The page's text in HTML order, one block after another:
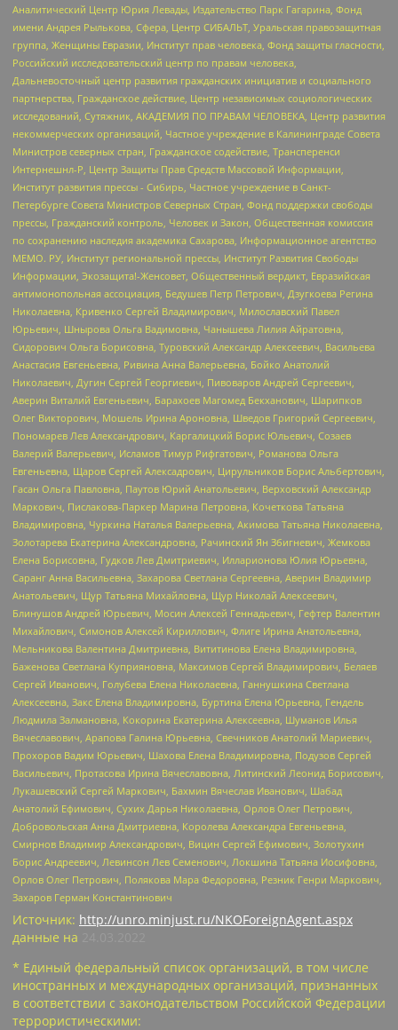
Аналитический Центр Юрия Левады, Издательство Парк Гагарина, Фонд
имени Андрея Рылькова, Сфера, Центр СИБАЛЬТ, Уральская правозащитная
группа, Женщины Евразии, Институт прав человека, Фонд защиты гласности,
Российский исследовательский центр по правам человека,
Дальневосточный центр развития гражданских инициатив и социального
партнерства, Гражданское действие, Центр независимых социологических
исследований, Сутяжник, АКАДЕМИЯ ПО ПРАВАМ ЧЕЛОВЕКА, Центр развития
некоммерческих организаций, Частное учреждение в Калининграде Совета
Министров северных стран, Гражданское содействие, Трансперенси
Интернешнл-Р, Центр Защиты Прав Средств Массовой Информации,
Институт развития прессы - Сибирь, Частное учреждение в Санкт-
Петербурге Совета Министров Северных Стран, Фонд поддержки свободы
прессы, Гражданский контроль, Человек и Закон, Общественная комиссия
по сохранению наследия академика Сахарова, Информационное агентство
МЕМО. РУ, Институт региональной прессы, Институт Развития Свободы
Информации, Экозащита!-Женсовет, Общественный вердикт, Евразийская
антимонопольная ассоциация, Бедушев Петр Петрович, Дзугкоева Регина
Николаевна, Кривенко Сергей Владимирович, Милославский Павел
Юрьевич, Шнырова Ольга Вадимовна, Чанышева Лилия Айратовна,
Сидорович Ольга Борисовна, Туровский Александр Алексеевич, Васильева
Анастасия Евгеньевна, Ривина Анна Валерьевна, Бойко Анатолий
Николаевич, Дугин Сергей Георгиевич, Пивоваров Андрей Сергеевич,
Аверин Виталий Евгеньевич, Барахоев Магомед Бекханович, Шарипков
Олег Викторович, Мошель Ирина Ароновна, Шведов Григорий Сергеевич,
Пономарев Лев Александрович, Каргалицкий Борис Юльевич, Созаев
Валерий Валерьевич, Исламов Тимур Рифгатович, Романова Ольга
Евгеньевна, Щаров Сергей Алексадрович, Цирульников Борис Альбертович,
Гасан Ольга Павловна, Паутов Юрий Анатольевич, Верховский Александр
Маркович, Пислакова-Паркер Марина Петровна, Кочеткова Татьяна
Владимировна, Чуркина Наталья Валерьевна, Акимова Татьяна Николаевна,
Золотарева Екатерина Александровна, Рачинский Ян Збигневич, Жемкова
Елена Борисовна, Гудков Лев Дмитриевич, Илларионова Юлия Юрьевна,
Саранг Анна Васильевна, Захарова Светлана Сергеевна, Аверин Владимир
Анатольевич, Щур Татьяна Михайловна, Щур Николай Алексеевич,
Блинушов Андрей Юрьевич, Мосин Алексей Геннадьевич, Гефтер Валентин
Михайлович, Симонов Алексей Кириллович, Флиге Ирина Анатольевна,
Мельникова Валентина Дмитриевна, Вититинова Елена Владимировна,
Баженова Светлана Куприяновна, Максимов Сергей Владимирович, Беляев
Сергей Иванович, Голубева Елена Николаевна, Ганнушкина Светлана
Алексеевна, Закс Елена Владимировна, Буртина Елена Юрьевна, Гендель
Людмила Залмановна, Кокорина Екатерина Алексеевна, Шуманов Илья
Вячеславович, Арапова Галина Юрьевна, Свечников Анатолий Мариевич,
Прохоров Вадим Юрьевич, Шахова Елена Владимировна, Подузов Сергей
Васильевич, Протасова Ирина Вячеславовна, Литинский Леонид Борисович,
Лукашевский Сергей Маркович, Бахмин Вячеслав Иванович, Шабад
Анатолий Ефимович, Сухих Дарья Николаевна, Орлов Олег Петрович,
Добровольская Анна Дмитриевна, Королева Александра Евгеньевна,
Смирнов Владимир Александрович, Вицин Сергей Ефимович, Золотухин
Борис Андреевич, Левинсон Лев Семенович, Локшина Татьяна Иосифовна,
Орлов Олег Петрович, Полякова Мара Федоровна, Резник Генри Маркович,
Захаров Герман Константинович
Источник: http://unro.minjust.ru/NKOForeignAgent.aspx
данные на
* Единый федеральный список организаций, в том числе
иностранных и международных организаций, признанных
в соответствии с законодательством Российской Федерации
террористическими: